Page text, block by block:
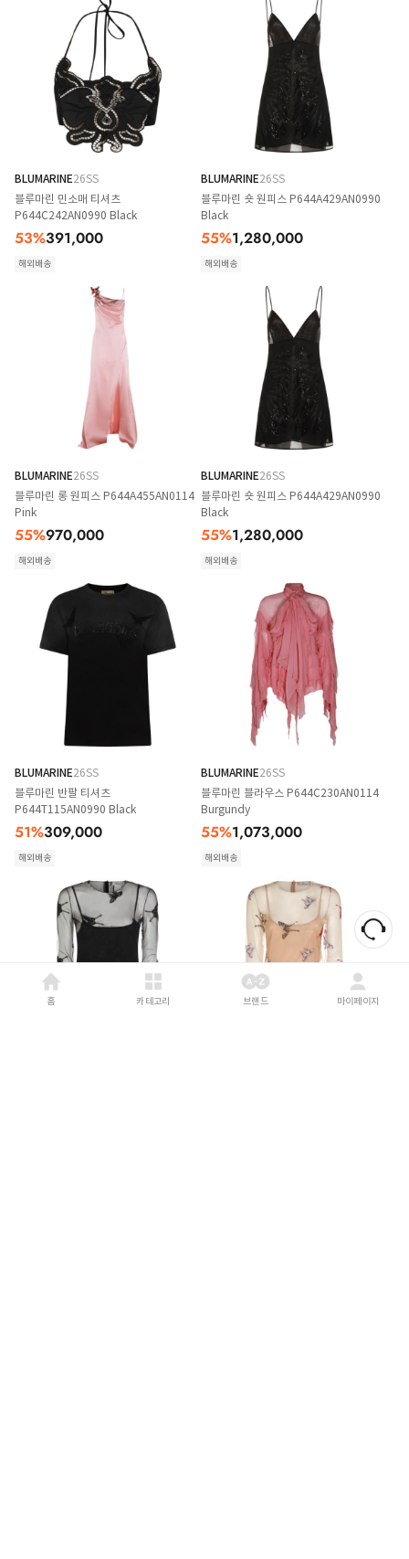
BLUMARINE26SS
블루마린 민소매 티셔츠
P644C242AN0990 Black
53%391,000
해외배송
BLUMARINE26SS
블루마린 숏 원피스 P644A429AN0990
Black
55%1,280,000
해외배송
BLUMARINE26SS
블루마린 롱 원피스 P644A455AN0114
Pink
55%970,000
해외배송
BLUMARINE26SS
블루마린 숏 원피스 P644A429AN0990
Black
55%1,280,000
해외배송
BLUMARINE26SS
블루마린 반팔 티셔츠
P644T115AN0990 Black
51%309,000
해외배송
BLUMARINE26SS
블루마린 블라우스 P644C230AN0114
Burgundy
55%1,073,000
해외배송
홈 카테고리 브랜드 마이페이지